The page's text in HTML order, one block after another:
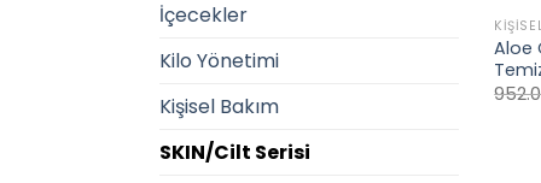
İçecekler
Kilo Yönetimi
Kişisel Bakım
SKIN/Cilt Serisi
Aloe